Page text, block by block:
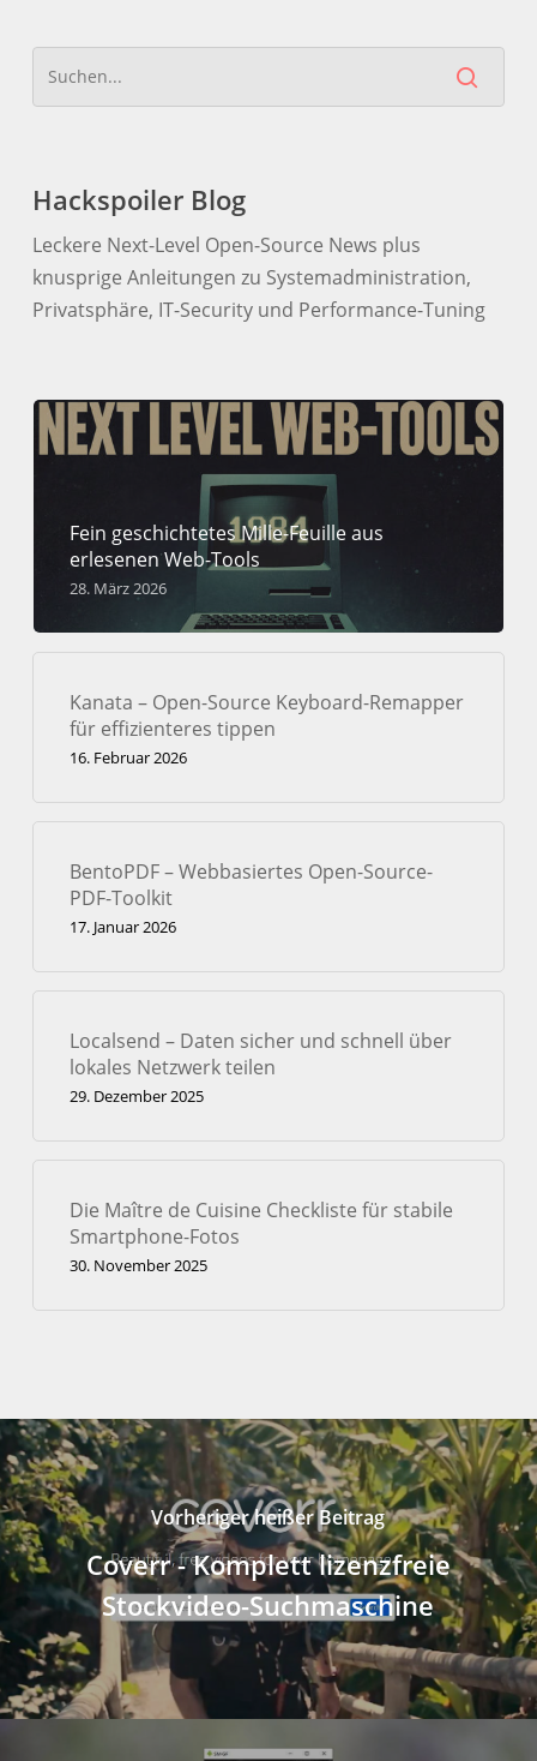
Hackspoiler Blog
Leckere Next-Level Open-Source News plus
knusprige Anleitungen zu Systemadministration,
Privatsphäre, IT-Security und Performance-Tuning
Fein geschichtetes Mille-Feuille aus
erlesenen Web-Tools
28. März 2026
Kanata – Open-Source Keyboard-Remapper
für effizienteres tippen
16. Februar 2026
BentoPDF – Webbasiertes Open-Source-
PDF-Toolkit
17. Januar 2026
Localsend – Daten sicher und schnell über
lokales Netzwerk teilen
29. Dezember 2025
Die Maître de Cuisine Checkliste für stabile
Smartphone-Fotos
30. November 2025
Vorheriger heißer Beitrag
Coverr - Komplett lizenzfreie
Stockvideo-Suchmaschine